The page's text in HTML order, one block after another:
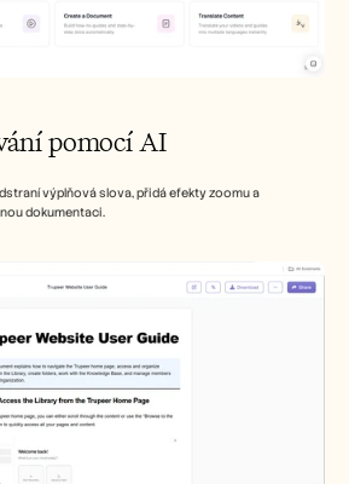
pomocí AI
výplňová slova, přidá efekty zoomu a
dokumentaci.